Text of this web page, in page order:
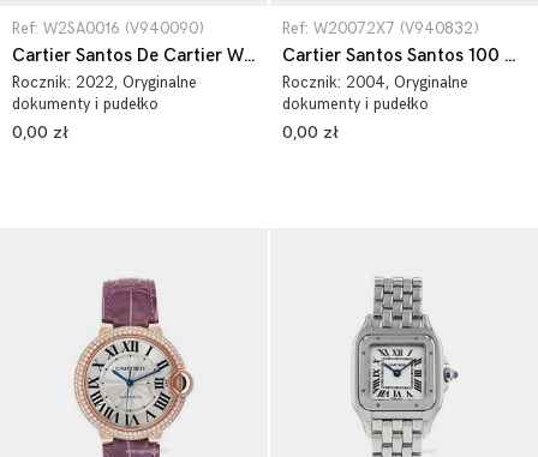
Ref: W2SA0016 (V940090)
Cartier Santos De Cartier W2SA0016
Rocznik: 2022, Oryginalne
dokumenty i pudełko
0,00 zł
Ref: W20072X7 (V940832)
Cartier Santos Santos 100 W20072X7
Rocznik: 2004, Oryginalne
dokumenty i pudełko
0,00 zł